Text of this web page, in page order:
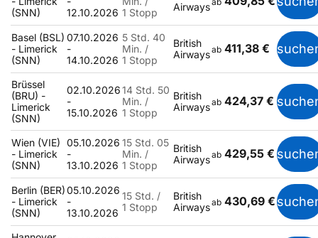
(SNN)
12.10.2026 1 Stopp
Airways
Basel (BSL)
- Limerick
(SNN)
07.10.2026
-
14.10.2026
5 Std. 40
Min. /
1 Stopp
British
Airwaysab 411,38 €
Brüssel
(BRU) -
Limerick
(SNN)
02.10.2026
-
15.10.2026
14 Std. 50
Min. /
1 Stopp
British
Airwaysab 424,37 €
Wien (VIE)
- Limerick
(SNN)
05.10.2026
-
13.10.2026
15 Std. 05
Min. /
1 Stopp
British
Airwaysab 429,55 €
Berlin (BER)
- Limerick
(SNN)
05.10.2026
-
13.10.2026
15 Std. /
1 Stopp
British
Airwaysab 430,69 €